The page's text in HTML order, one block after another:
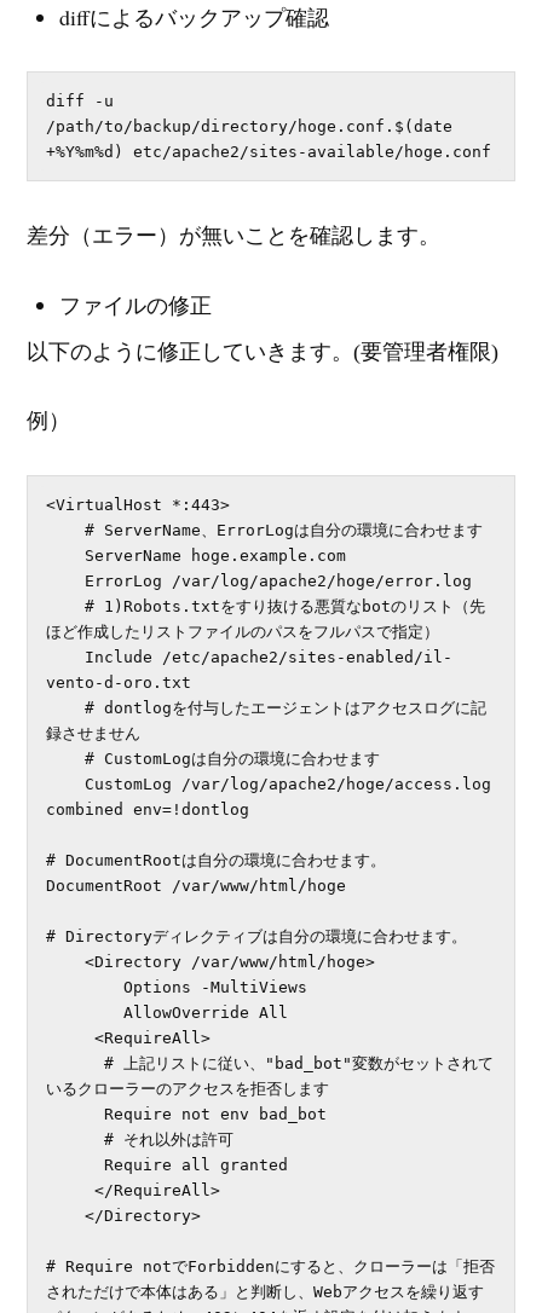
diffによるバックアップ確認
diff -u
/path/to/backup/directory/hoge.conf.$(date
+%Y%m%d) etc/apache2/sites-available/hoge.conf
差分（エラー）が無いことを確認します。
ファイルの修正
以下のように修正していきます。(要管理者権限)
例）
<VirtualHost *:443>
    # ServerName、ErrorLogは自分の環境に合わせます
    # 1)Robots.txtをすり抜ける悪質なbotのリスト（先
ほど作成したリストファイルのパスをフルパスで指定）
vento-d-oro.txt
    # dontlogを付与したエージェントはアクセスログに記
録させません
    # CustomLogは自分の環境に合わせます
    CustomLog /var/log/apache2/hoge/access.log
combined env=!dontlog
# DocumentRootは自分の環境に合わせます。
DocumentRoot /var/www/html/hoge
# Directoryディレクティブは自分の環境に合わせます。
    <Directory /var/www/html/hoge>
        Options -MultiViews
        AllowOverride All
     <RequireAll>
      # 上記リストに従い、"bad_bot"変数がセットされて
いるクローラーのアクセスを拒否します
      # それ以外は許可
     </RequireAll>
    </Directory>
# Require notでForbiddenにすると、クローラーは「拒否
されただけで本体はある」と判断し、Webアクセスを繰り返す